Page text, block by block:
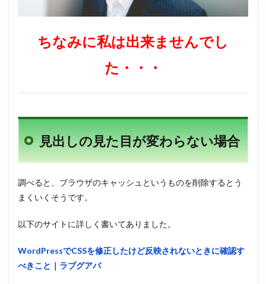
ちなみに私は出来ませんでし
た・・・
見出しの見た目が変わらない場合
調べると、ブラウザのキャッシュというものを削除するとう
まくいくそうです。
以下のサイトに詳しく書いてありました。
WordPressでCSSを修正したけど反映されないときに確認す
べきこと｜ラブグアバ